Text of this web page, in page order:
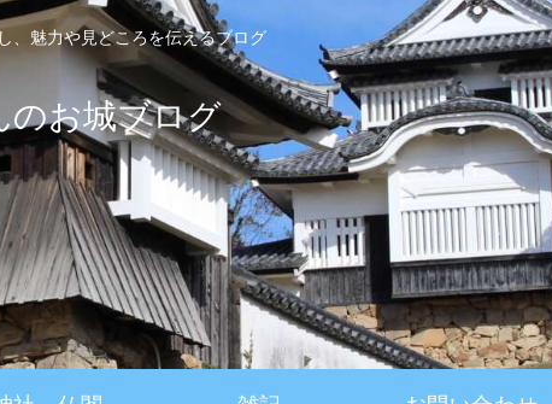
、魅力や見どころを伝えるブログ
のお城ブログ